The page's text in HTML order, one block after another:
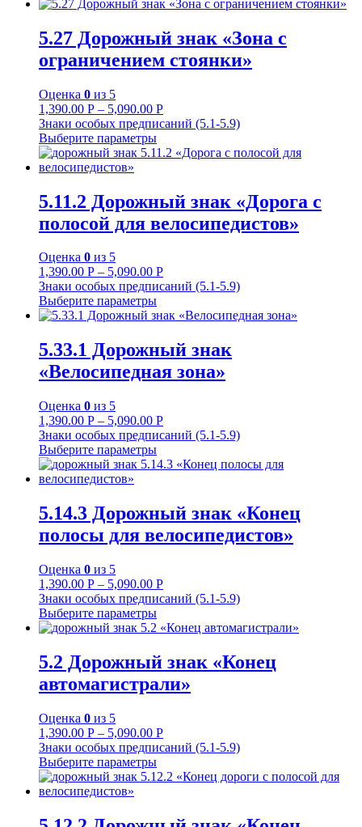
5.27 Дорожный знак «Зона с
ограничением стоянки»
Оценка 0 из 5
1,390.00 Р – 5,090.00 Р
Знаки особых предписаний (5.1-5.9)
Выберите параметры
5.11.2 Дорожный знак «Дорога с
полосой для велосипедистов»
Оценка 0 из 5
1,390.00 Р – 5,090.00 Р
Знаки особых предписаний (5.1-5.9)
Выберите параметры
5.33.1 Дорожный знак
«Велосипедная зона»
Оценка 0 из 5
1,390.00 Р – 5,090.00 Р
Знаки особых предписаний (5.1-5.9)
Выберите параметры
5.14.3 Дорожный знак «Конец
полосы для велосипедистов»
Оценка 0 из 5
1,390.00 Р – 5,090.00 Р
Знаки особых предписаний (5.1-5.9)
Выберите параметры
5.2 Дорожный знак «Конец
автомагистрали»
Оценка 0 из 5
1,390.00 Р – 5,090.00 Р
Знаки особых предписаний (5.1-5.9)
Выберите параметры